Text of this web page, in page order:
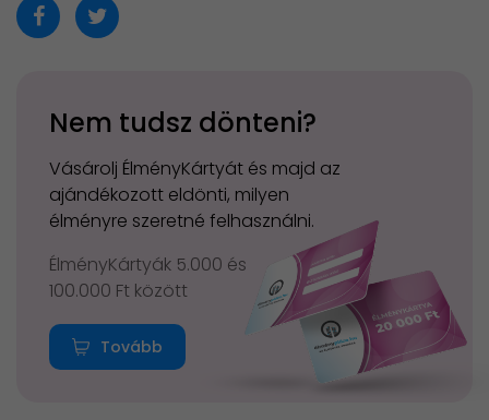
Nem tudsz dönteni?
Vásárolj ÉlményKártyát és majd az
ajándékozott eldönti, milyen
élményre szeretné felhasználni.
ÉlményKártyák 5.000 és
100.000 Ft között
Tovább